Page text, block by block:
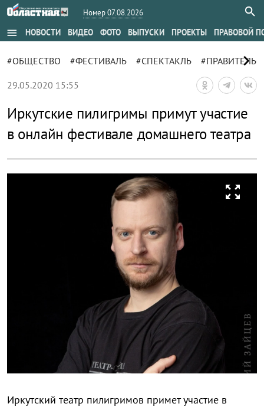
Номер 07.08.2026
menu НОВОСТИ ВИДЕО ФОТО ВЫПУСКИ ПРОЕКТЫ ПРАВОВОЙ
#ОБЩЕСТВО #ФЕСТИВАЛЬ #СПЕКТАКЛЬ chevron_right
29.05.2020 15:55
Иркутские пилигримы примут участие
в онлайн фестивале домашнего театра
zoom_out_map
Иркутский театр пилигримов примет участие в